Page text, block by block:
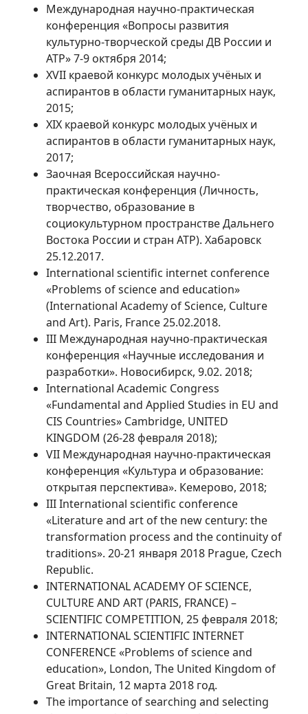
Международная научно-практическая
конференция «Вопросы развития
культурно-творческой среды ДВ России и
АТР» 7-9 октября 2014;
XVII краевой конкурс молодых учёных и
аспирантов в области гуманитарных наук,
2015;
XIX краевой конкурс молодых учёных и
аспирантов в области гуманитарных наук,
2017;
Заочная Всероссийская научно-
практическая конференция (Личность,
творчество, образование в
социокультурном пространстве Дальнего
Востока России и стран АТР). Хабаровск
25.12.2017.
International scientific internet conference
«Problems of science and education»
(International Academy of Science, Culture
and Art). Paris, France 25.02.2018.
III Международная научно-практическая
конференция «Научные исследования и
разработки». Новосибирск, 9.02. 2018;
International Academic Congress
«Fundamental and Applied Studies in EU and
CIS Countries» Cambridge, UNITED
KINGDOM (26-28 февраля 2018);
VII Международная научно-практическая
конференция «Культура и образование:
открытая перспектива». Кемерово, 2018;
III International scientific conference
«Literature and art of the new century: the
transformation process and the continuity of
traditions». 20-21 января 2018 Prague, Czech
Republic.
INTERNATIONAL ACADEMY OF SCIENCE,
CULTURE AND ART (PARIS, FRANCE) –
SCIENTIFIC COMPETITION, 25 февраля 2018;
INTERNATIONAL SCIENTIFIC INTERNET
CONFERENCE «Problems of science and
education», London, The United Kingdom of
Great Britain, 12 марта 2018 год.
The importance of searching and selecting